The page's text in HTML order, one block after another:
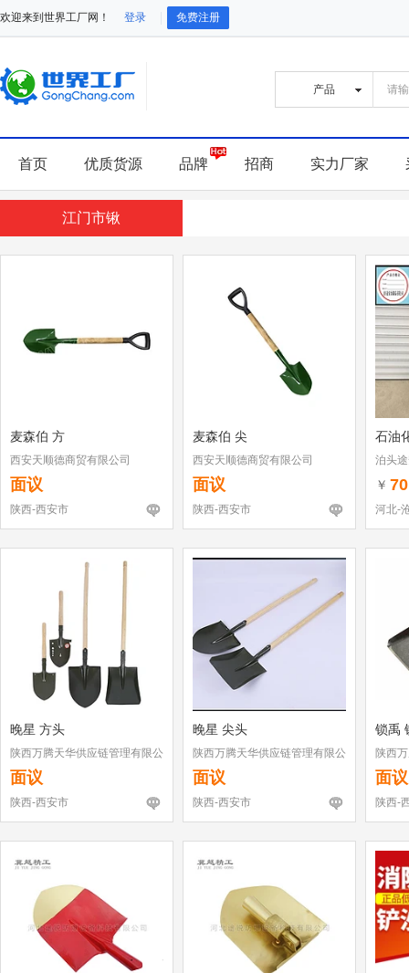
欢迎来到世界工厂网！ 登录 免费注册
首页 优质货源 品牌 招商 实力厂家
江门市锹
麦森伯 方
西安天顺德商贸有限公司
面议
陕西-西安市
麦森伯 尖
西安天顺德商贸有限公司
面议
陕西-西安市
石油
泊头
￥
河北-
晚星 方头
陕西万腾天华供应链管理有限公
司
面议
陕西-西安市
晚星 尖头
陕西万腾天华供应链管理有限公
司
面议
陕西-西安市
锁禹
陕西
司
面议
陕西-